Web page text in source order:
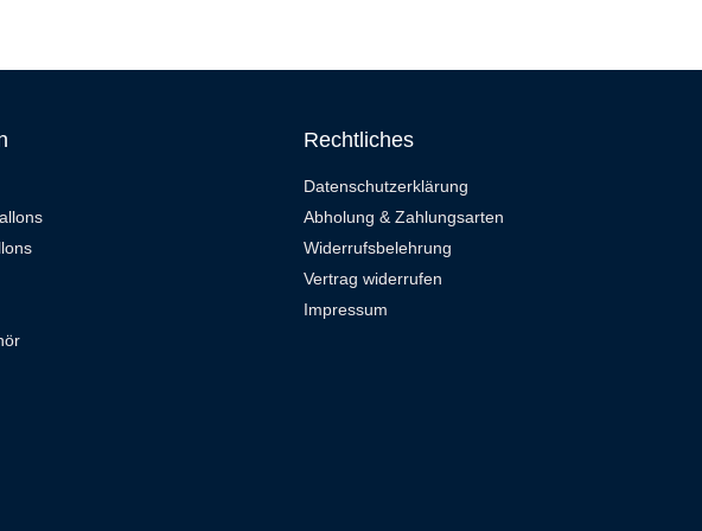
Rechtliches
Datenschutzerklärung
Abholung & Zahlungsarten
Widerrufsbelehrung
Vertrag widerrufen
Impressum